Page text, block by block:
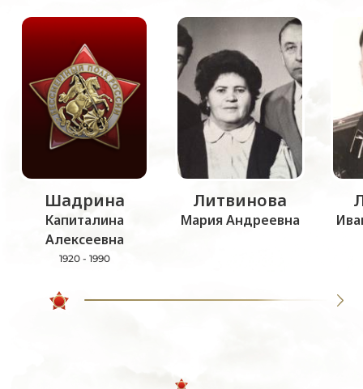
Шадрина
Капиталина
Алексеевна
1920 - 1990
Литвинова
Мария Андреевна